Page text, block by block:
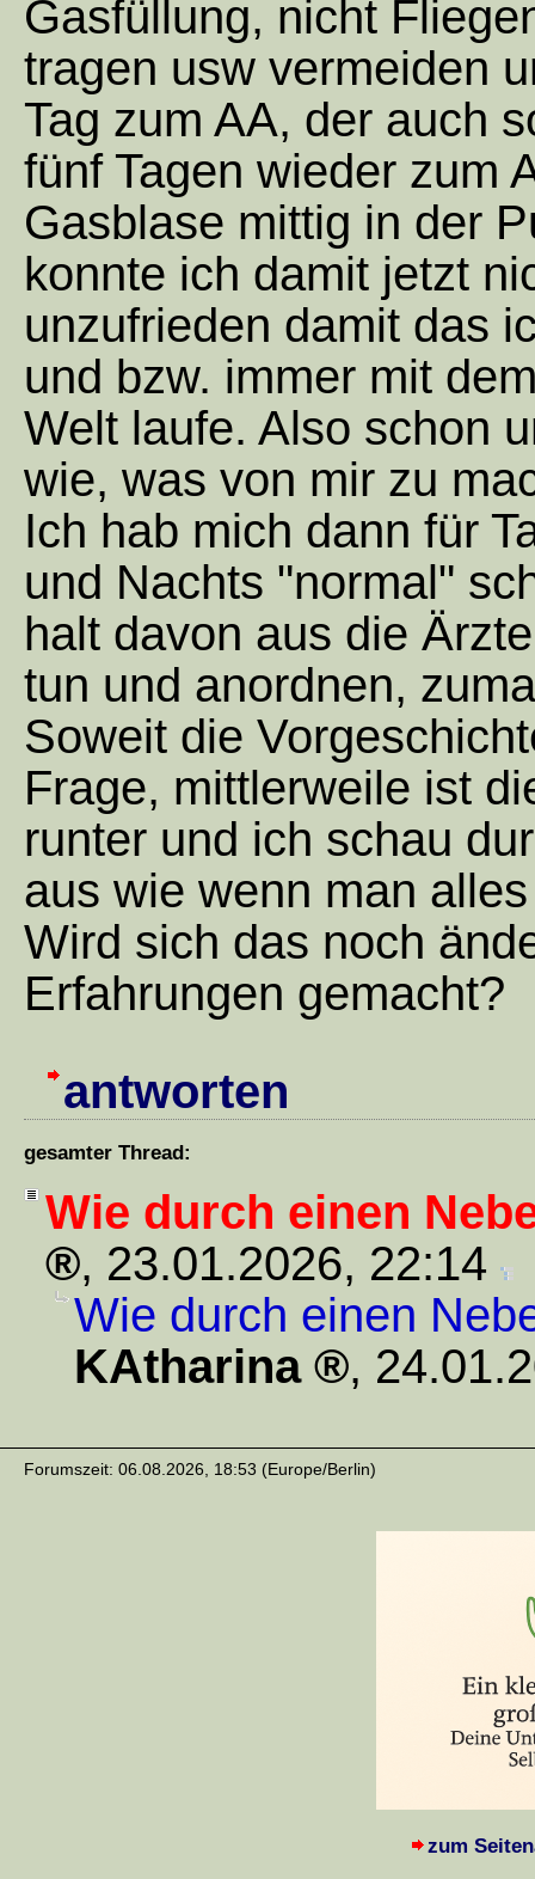
Gasfüllung, nicht
tragen usw vermeiden
Tag zum AA, der auch
fünf Tagen wieder zum
Gasblase mittig in der
konnte ich damit jetzt
unzufrieden damit das
und bzw. immer mit
Welt laufe. Also schon
wie, was von mir zu
Ich hab mich dann für
und Nachts "normal"
halt davon aus die
tun und anordnen,
Soweit die
Frage, mittlerweile ist
runter und ich schau
aus wie wenn man
Wird sich das noch
Erfahrungen gemacht?
antworten
gesamter Thread:
Wie durch einen
, 23.01.2026, 22:14
Wie durch einen
KAtharina
,
Forumszeit: 06.08.2026, 18:53 (Europe/Berlin)
zum